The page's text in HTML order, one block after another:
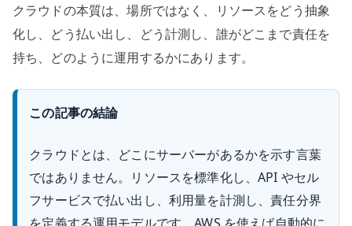
クラウドの本質は、場所ではなく、リソースをどう抽象
化し、どう払い出し、どう計測し、誰がどこまで責任を
持ち、どのように運用するかにあります。
この記事の結論
クラウドとは、どこにサーバーがあるかを示す言葉
ではありません。リソースを標準化し、API やセル
フサービスで払い出し、利用量を計測し、責任分界